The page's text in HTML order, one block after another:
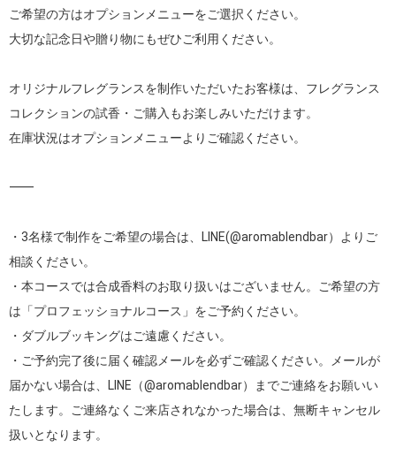
ご希望の方はオプションメニューをご選択ください。
大切な記念日や贈り物にもぜひご利用ください。
オリジナルフレグランスを制作いただいたお客様は、フレグランス
コレクションの試香・ご購入もお楽しみいただけます。
在庫状況はオプションメニューよりご確認ください。
⸻
・3名様で制作をご希望の場合は、LINE(@aromablendbar）よりご
相談ください。
・本コースでは合成香料のお取り扱いはございません。ご希望の方
は「プロフェッショナルコース」をご予約ください。
・ダブルブッキングはご遠慮ください。
・ご予約完了後に届く確認メールを必ずご確認ください。メールが
届かない場合は、LINE（@aromablendbar）までご連絡をお願いい
たします。ご連絡なくご来店されなかった場合は、無断キャンセル
扱いとなります。